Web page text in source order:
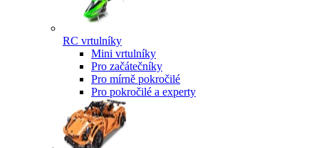
RC vrtulníky
Mini vrtulníky
Pro začátečníky
Pro mírně pokročilé
Pro pokročilé a experty